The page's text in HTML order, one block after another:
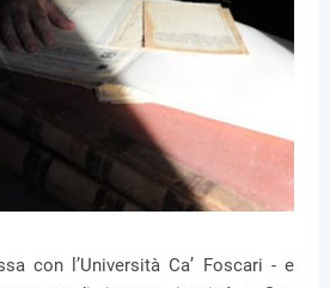
con l’Università Ca’ Foscari - e